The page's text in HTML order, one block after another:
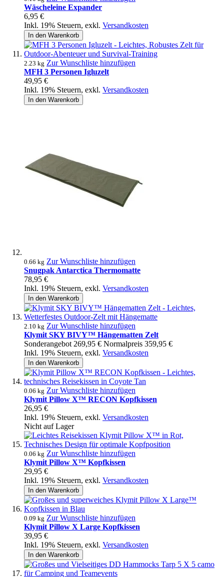
Wäscheleine Expander
6,95 €
Inkl. 19% Steuern, exkl. Versandkosten
In den Warenkorb
2.23 kg Zur Wunschliste hinzufügen
MFH 3 Personen Igluzelt
49,95 €
Inkl. 19% Steuern, exkl. Versandkosten
In den Warenkorb
0.66 kg Zur Wunschliste hinzufügen
Snugpak Antarctica Thermomatte
78,95 €
Inkl. 19% Steuern, exkl. Versandkosten
In den Warenkorb
2.10 kg Zur Wunschliste hinzufügen
Klymit SKY BIVY™ Hängematten Zelt
Sonderangebot 269,95 € Normalpreis 359,95 €
Inkl. 19% Steuern, exkl. Versandkosten
In den Warenkorb
0.06 kg Zur Wunschliste hinzufügen
Klymit Pillow X™ RECON Kopfkissen
26,95 €
Inkl. 19% Steuern, exkl. Versandkosten
Nicht auf Lager
0.06 kg Zur Wunschliste hinzufügen
Klymit Pillow X™ Kopfkissen
29,95 €
Inkl. 19% Steuern, exkl. Versandkosten
In den Warenkorb
0.09 kg Zur Wunschliste hinzufügen
Klymit Pillow X Large Kopfkissen
39,95 €
Inkl. 19% Steuern, exkl. Versandkosten
In den Warenkorb